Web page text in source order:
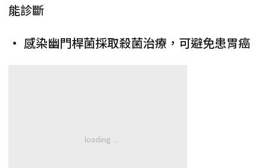
能診斷
• 感染幽門桿菌採取殺菌治療，可避免患胃癌